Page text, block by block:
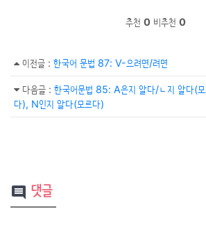
추천 0 비추천 0
이전글 : 한국어 문법 87: V-으려면/려면
다음글 : 한국어문법 85: A은지 알다/ㄴ지 알다(
다), N인지 알다(모르다)
comment 댓글